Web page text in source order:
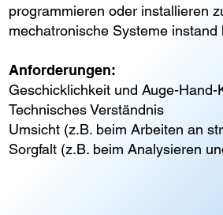
programmieren oder installieren
mechatronische Systeme
Anforderungen:
Geschicklichkeit und Auge-Hand-
Technisches Verständnis
Umsicht (z.B. beim Arbeiten an
Sorgfalt (z.B. beim Analysieren